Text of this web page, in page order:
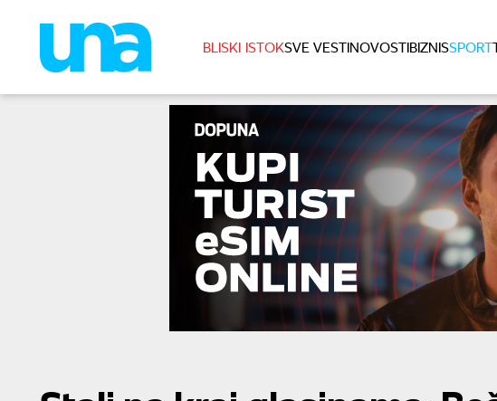
BLISKI ISTOKSVE VESTINOVOSTIBIZNISSPORT